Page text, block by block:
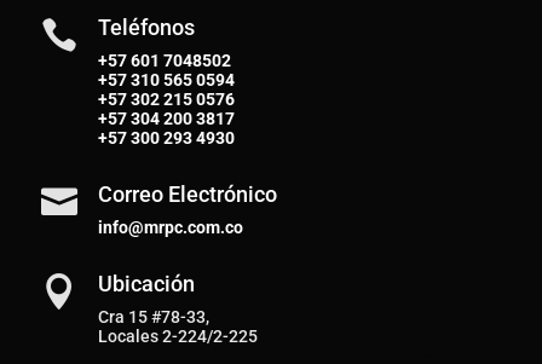
 Teléfonos
+57 601 7048502
+57310 565 0594
+57302 215 0576
+57304 200 3817
+57300 293 4930
 Correo Electrónico
info@mrpc.com.co
 Ubicación
Cra 15 #78-33,
Locales 2-224/2-225